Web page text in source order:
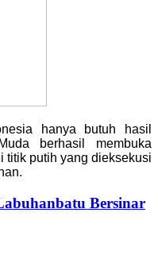
hanya butuh hasil
berhasil membuka
titik putih yang dieksekusi
Bersinar